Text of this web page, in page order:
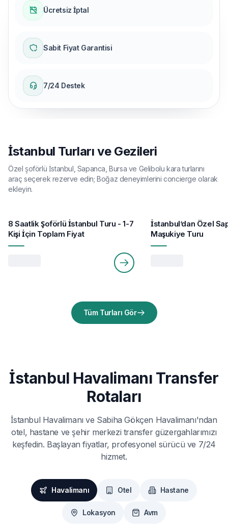
Ücretsiz İptal
Sabit Fiyat Garantisi
7/24 Destek
İstanbul Turları ve Gezileri
Özel şoförlü İstanbul, Sapanca, Bursa ve Gelibolu kara turlarını
araç seçerek rezerve edin; Boğaz deneyimlerini concierge olarak
ekleyin.
grup başı
8 Saatlik Şoförlü İstanbul Turu - 1-7
Kişi İçin Toplam Fiyat
İstanbul’dan Özel
Maşukiye Turu
Tüm Turları Gör
İstanbul Havalimanı Transfer
Rotaları
İstanbul Havalimanı ve Sabiha Gökçen Havalimanı'ndan
otel, hastane ve şehir merkezi transfer güzergahlarımızı
keşfedin. Başlayan fiyatlar, profesyonel sürücü ve 7/24
hizmet.
Havalimanı Otel Hastane
Lokasyon Avm